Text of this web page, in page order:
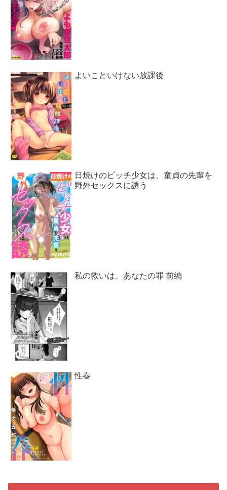
よいこといけない放課後
日焼けのビッチ少女は、童貞の先輩を
野外セックスに誘う
私の救いは、あなたの罪 前編
性春